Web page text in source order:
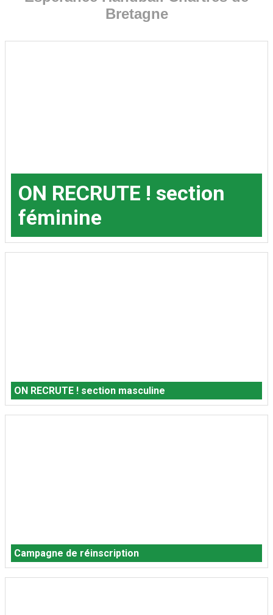
Bretagne
ON RECRUTE ! section
féminine
ON RECRUTE ! section masculine
Campagne de réinscription